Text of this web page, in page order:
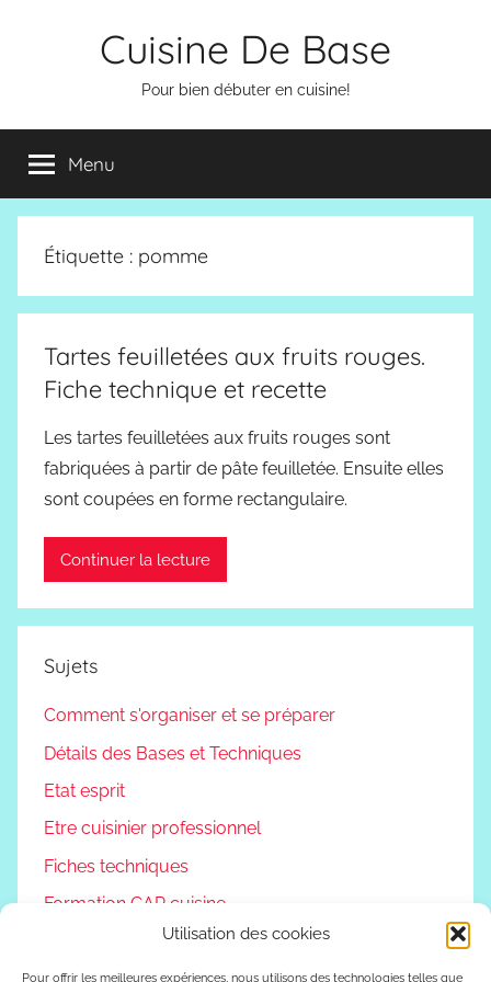
Utilisation des cookies
Pour offrir les meilleures expériences, nous utilisons des technologies telles que
Cuisine De Base
Pour bien débuter en cuisine!
Menu
Étiquette : pomme
Tartes feuilletées aux fruits rouges.
Fiche technique et recette
Les tartes feuilletées aux fruits rouges sont
fabriquées à partir de pâte feuilletée. Ensuite elles
sont coupées en forme rectangulaire.
Continuer la lecture
Sujets
Comment s'organiser et se préparer
Détails des Bases et Techniques
Etat esprit
Etre cuisinier professionnel
Fiches techniques
Formation CAP cuisine